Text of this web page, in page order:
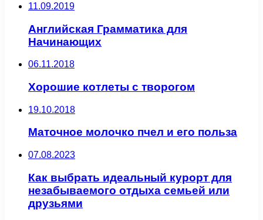
11.09.2019
Английская Грамматика для
Начинающих
06.11.2018
Хорошие котлеты с творогом
19.10.2018
Маточное молочко пчел и его польза
07.08.2023
Как выбрать идеальный курорт для
незабываемого отдыха семьей или
друзьями